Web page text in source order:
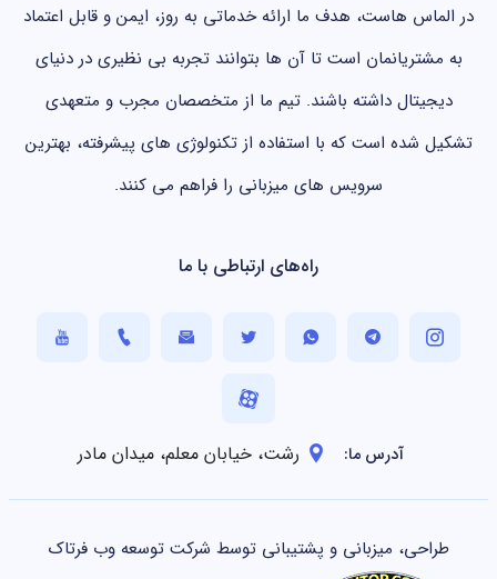
در الماس هاست، هدف ما ارائه خدماتی به روز، ایمن و قابل اعتماد
به مشتریانمان است تا آن ها بتوانند تجربه بی نظیری در دنیای
دیجیتال داشته باشند. تیم ما از متخصصان مجرب و متعهدی
تشکیل شده است که با استفاده از تکنولوژی های پیشرفته، بهترین
سرویس های میزبانی را فراهم می کنند.
راه‌های ارتباطی با ما
آدرس ما: رشت، خیابان معلم، میدان مادر
طراحی، میزبانی و پشتیبانی توسط شرکت توسعه وب فرتاک